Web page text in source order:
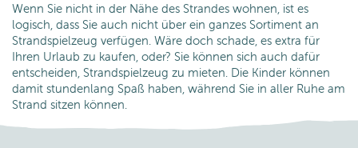
Wenn Sie nicht in der Nähe des Strandes wohnen, ist es
logisch, dass Sie auch nicht über ein ganzes Sortiment an
Strandspielzeug verfügen. Wäre doch schade, es extra für
Ihren Urlaub zu kaufen, oder? Sie können sich auch dafür
entscheiden, Strandspielzeug zu mieten. Die Kinder können
damit stundenlang Spaß haben, während Sie in aller Ruhe am
Strand sitzen können.